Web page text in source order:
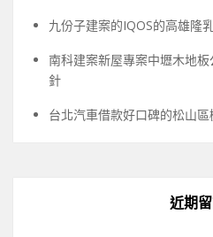
九份子建案的IQOS的高雄隆
南科建案新屋專案中壢木地
針
台北汽車借款好口碑的松山
近期